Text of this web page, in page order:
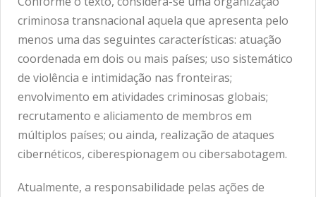
criminosa transnacional aquela que apresenta pelo
menos uma das seguintes características: atuação
coordenada em dois ou mais países; uso sistemático
de violência e intimidação nas fronteiras;
envolvimento em atividades criminosas globais;
recrutamento e aliciamento de membros em
múltiplos países; ou ainda, realização de ataques
cibernéticos, ciberespionagem ou cibersabotagem.
Atualmente, a responsabilidade pelas ações de